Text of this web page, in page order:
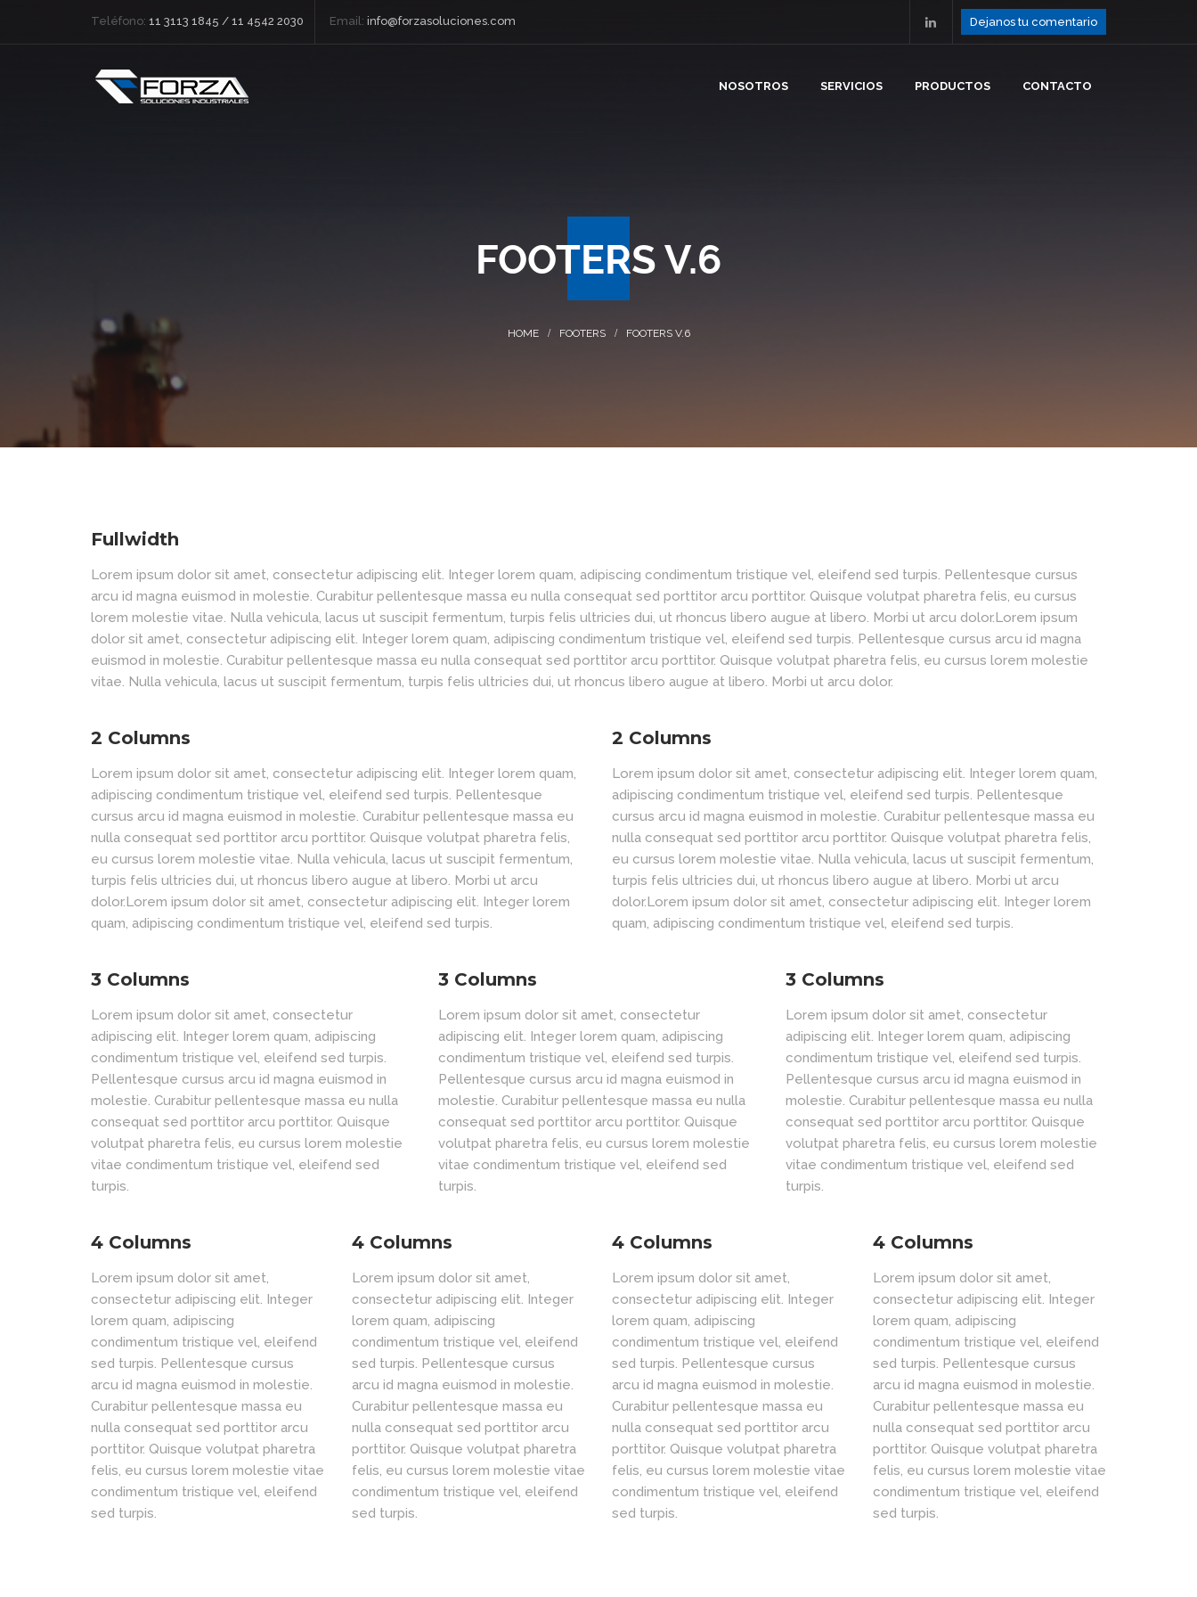
Teléfono: 11 3113 1845 / 11 4542 2030 Email: info@forzasoluciones.com Dejanos tu comentario
NOSOTROS SERVICIOS PRODUCTOS CONTACTO
FOOTERS V.6
FOOTERS FOOTERS V.6
Fullwidth
Lorem ipsum dolor sit amet, consectetur adipiscing elit. Integer lorem quam, adipiscing condimentum tristique vel, eleifend sed turpis. Pellentesque cursus
arcu id magna euismod in molestie. Curabitur pellentesque massa eu nulla consequat sed porttitor arcu porttitor. Quisque volutpat pharetra felis, eu cursus
lorem molestie vitae. Nulla vehicula, lacus ut suscipit fermentum, turpis felis ultricies dui, ut rhoncus libero augue at libero. Morbi ut arcu dolor.Lorem ipsum
dolor sit amet, consectetur adipiscing elit. Integer lorem quam, adipiscing condimentum tristique vel, eleifend sed turpis. Pellentesque cursus arcu id magna
euismod in molestie. Curabitur pellentesque massa eu nulla consequat sed porttitor arcu porttitor. Quisque volutpat pharetra felis, eu cursus lorem molestie
vitae. Nulla vehicula, lacus ut suscipit fermentum, turpis felis ultricies dui, ut rhoncus libero augue at libero. Morbi ut arcu dolor.
2 Columns
Lorem ipsum dolor sit amet, consectetur adipiscing elit. Integer lorem quam,
adipiscing condimentum tristique vel, eleifend sed turpis. Pellentesque
cursus arcu id magna euismod in molestie. Curabitur pellentesque massa eu
nulla consequat sed porttitor arcu porttitor. Quisque volutpat pharetra felis,
eu cursus lorem molestie vitae. Nulla vehicula, lacus ut suscipit fermentum,
turpis felis ultricies dui, ut rhoncus libero augue at libero. Morbi ut arcu
dolor.Lorem ipsum dolor sit amet, consectetur adipiscing elit. Integer lorem
quam, adipiscing condimentum tristique vel, eleifend sed turpis.
2 Columns
Lorem ipsum dolor sit amet, consectetur adipiscing elit. Integer lorem quam,
adipiscing condimentum tristique vel, eleifend sed turpis. Pellentesque
cursus arcu id magna euismod in molestie. Curabitur pellentesque massa eu
nulla consequat sed porttitor arcu porttitor. Quisque volutpat pharetra felis,
eu cursus lorem molestie vitae. Nulla vehicula, lacus ut suscipit fermentum,
turpis felis ultricies dui, ut rhoncus libero augue at libero. Morbi ut arcu
dolor.Lorem ipsum dolor sit amet, consectetur adipiscing elit. Integer lorem
quam, adipiscing condimentum tristique vel, eleifend sed turpis.
3 Columns
Lorem ipsum dolor sit amet, consectetur
adipiscing elit. Integer lorem quam, adipiscing
condimentum tristique vel, eleifend sed turpis.
Pellentesque cursus arcu id magna euismod in
molestie. Curabitur pellentesque massa eu nulla
consequat sed porttitor arcu porttitor. Quisque
volutpat pharetra felis, eu cursus lorem molestie
vitae condimentum tristique vel, eleifend sed
turpis.
3 Columns
Lorem ipsum dolor sit amet, consectetur
adipiscing elit. Integer lorem quam, adipiscing
condimentum tristique vel, eleifend sed turpis.
Pellentesque cursus arcu id magna euismod in
molestie. Curabitur pellentesque massa eu nulla
consequat sed porttitor arcu porttitor. Quisque
volutpat pharetra felis, eu cursus lorem molestie
vitae condimentum tristique vel, eleifend sed
turpis.
3 Columns
Lorem ipsum dolor sit amet, consectetur
adipiscing elit. Integer lorem quam, adipiscing
condimentum tristique vel, eleifend sed turpis.
Pellentesque cursus arcu id magna euismod in
molestie. Curabitur pellentesque massa eu nulla
consequat sed porttitor arcu porttitor. Quisque
volutpat pharetra felis, eu cursus lorem molestie
vitae condimentum tristique vel, eleifend sed
turpis.
4 Columns
Lorem ipsum dolor sit amet,
consectetur adipiscing elit. Integer
lorem quam, adipiscing
condimentum tristique vel, eleifend
sed turpis. Pellentesque cursus
arcu id magna euismod in molestie.
Curabitur pellentesque massa eu
nulla consequat sed porttitor arcu
porttitor. Quisque volutpat pharetra
felis, eu cursus lorem molestie vitae
condimentum tristique vel, eleifend
sed turpis.
4 Columns
Lorem ipsum dolor sit amet,
consectetur adipiscing elit. Integer
lorem quam, adipiscing
condimentum tristique vel, eleifend
sed turpis. Pellentesque cursus
arcu id magna euismod in molestie.
Curabitur pellentesque massa eu
nulla consequat sed porttitor arcu
porttitor. Quisque volutpat pharetra
felis, eu cursus lorem molestie vitae
condimentum tristique vel, eleifend
sed turpis.
4 Columns
Lorem ipsum dolor sit amet,
consectetur adipiscing elit. Integer
lorem quam, adipiscing
condimentum tristique vel, eleifend
sed turpis. Pellentesque cursus
arcu id magna euismod in molestie.
Curabitur pellentesque massa eu
nulla consequat sed porttitor arcu
porttitor. Quisque volutpat pharetra
felis, eu cursus lorem molestie vitae
condimentum tristique vel, eleifend
sed turpis.
4 Columns
Lorem ipsum dolor sit amet,
consectetur adipiscing elit. Integer
lorem quam, adipiscing
condimentum tristique vel, eleifend
sed turpis. Pellentesque cursus
arcu id magna euismod in molestie.
Curabitur pellentesque massa eu
nulla consequat sed porttitor arcu
porttitor. Quisque volutpat pharetra
felis, eu cursus lorem molestie vitae
condimentum tristique vel, eleifend
sed turpis.